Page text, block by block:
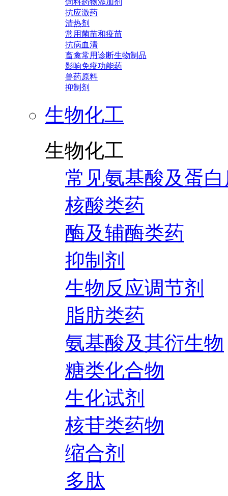
饲料药物添加剂
抗应激药
清热剂
常用菌苗和疫苗
抗病血清
畜禽常用诊断生物制品
影响免疫功能药
兽药原料
抑制剂
生物化工
生物化工
常见氨基酸及蛋
核酸类药
酶及辅酶类药
抑制剂
生物反应调节剂
脂肪类药
氨基酸及其衍生物
糖类化合物
生化试剂
核苷类药物
缩合剂
多肽